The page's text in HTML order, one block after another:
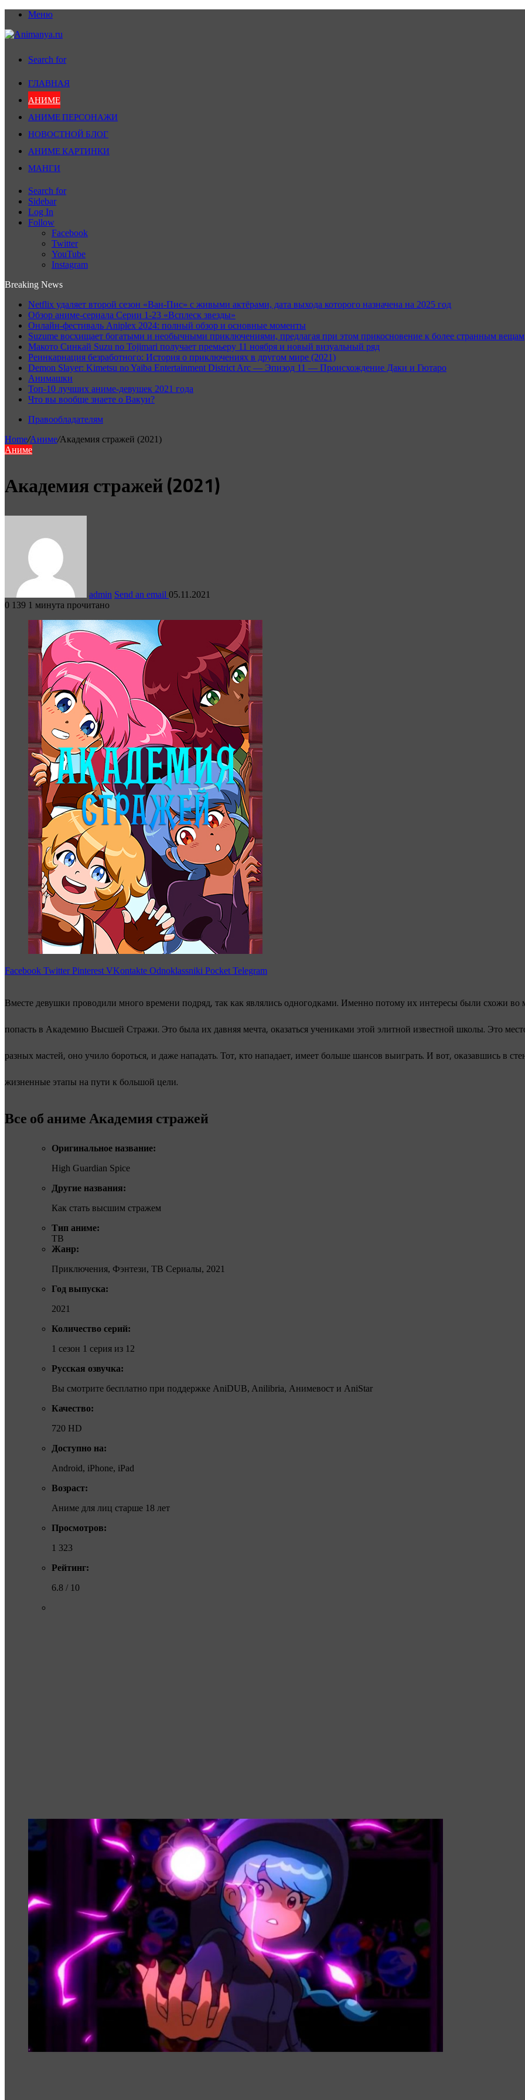
Меню
Search for
ГЛАВНАЯ
АНИМЕ
АНИМЕ ПЕРСОНАЖИ
НОВОСТНОЙ БЛОГ
АНИМЕ КАРТИНКИ
МАНГИ
Search for
Sidebar
Log In
Follow
Facebook
Twitter
YouTube
Instagram
Breaking News
Netflix удаляет второй сезон «Ван-Пис» с живыми актёрами, дата выхода которого назначена на 2025 год
Обзор аниме-сериала Серии 1-23 «Всплеск звезды»
Онлайн-фестиваль Aniplex 2024: полный обзор и основные моменты
Suzume восхищает богатыми и необычными приключениями, предлагая при этом прикосновение к более странным вещам
Макото Синкай Suzu no Tojimari получает премьеру 11 ноября и новый визуальный ряд
Реинкарнация безработного: История о приключениях в другом мире (2021)
Demon Slayer: Kimetsu no Yaiba Entertainment District Arc — Эпизод 11 — Происхождение Даки и Гютаро
Анимашки
Топ-10 лучших аниме-девушек 2021 года
Что вы вообще знаете о Вакуи?
Правообладателям
Home/Аниме/Академия стражей (2021)
Аниме
Академия стражей (2021)
admin Send an email 05.11.2021
0 139 1 минута прочитано
Facebook Twitter Pinterest VKontakte Odnoklassniki Pocket Telegram
Вместе девушки проводили много времени подряд, так как являлись одногодками. Именно потому их интересы были схожи во
попасть в Академию Высшей Стражи. Это была их давняя мечта, оказаться учениками этой элитной известной школы. Это
разных мастей, оно учило бороться, и даже нападать. Тот, кто нападает, имеет больше шансов выиграть. И вот, оказавшись в
жизненные этапы на пути к большой цели.
Все об аниме Академия стражей
Оригинальное название:
High Guardian Spice
Другие названия:
Как стать высшим стражем
Тип аниме:
ТВ
Жанр:
Приключения, Фэнтези, ТВ Сериалы, 2021
Год выпуска:
2021
Количество серий:
1 сезон 1 серия из 12
Русская озвучка:
Вы смотрите бесплатно при поддержке AniDUB, Anilibria, Анимевост и AniStar
Качество:
720 HD
Доступно на:
Android, iPhone, iPad
Возраст:
Аниме для лиц старше 18 лет
Просмотров:
1 323
Рейтинг:
6.8 / 10